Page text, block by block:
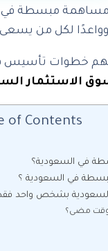
مبسطة في
لكل من
خطوات تأسيس
الاستثمار
of Contents
في السعودية؟
في السعودية ؟
بشخص واحد
مضى؟